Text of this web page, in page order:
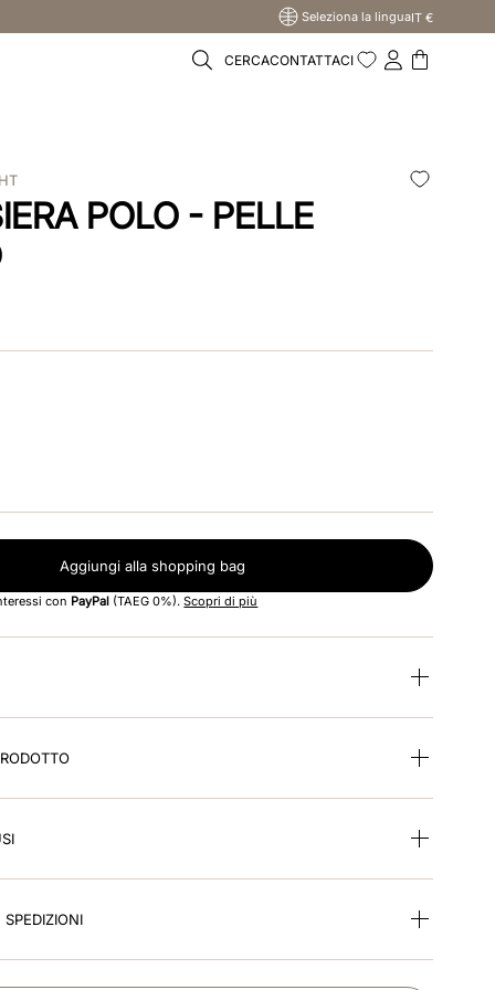
Seleziona la linguaIT €
CERCACONTATTACI
POLO - PELLE
Aggiungi alla shopping bag
con PayPal (TAEG 0%).Scopri di più
SPEDIZIONI